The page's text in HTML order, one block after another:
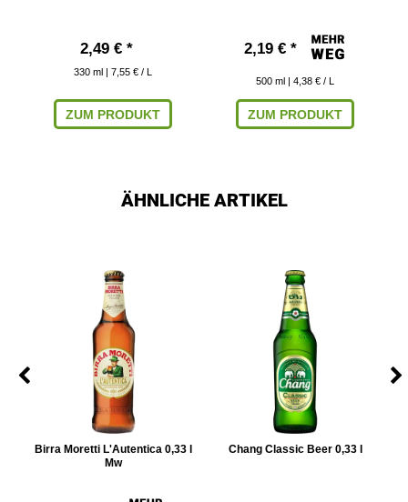
2,49 € *
330 ml | 7,55 € / L
ZUM PRODUKT
2,19 € *
500 ml | 4,38 € / L
ZUM PRODUKT
ÄHNLICHE ARTIKEL
Birra Moretti L'Autentica 0,33 l
Mw
Chang Classic Beer 0,33 l